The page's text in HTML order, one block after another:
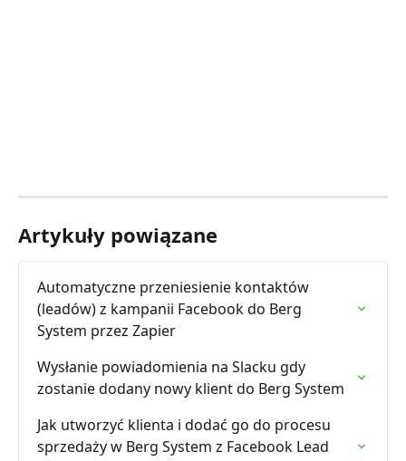
Artykuły powiązane
Automatyczne przeniesienie kontaktów
(leadów) z kampanii Facebook do Berg
System przez Zapier
Wysłanie powiadomienia na Slacku gdy
zostanie dodany nowy klient do Berg System
Jak utworzyć klienta i dodać go do procesu
sprzedaży w Berg System z Facebook Lead